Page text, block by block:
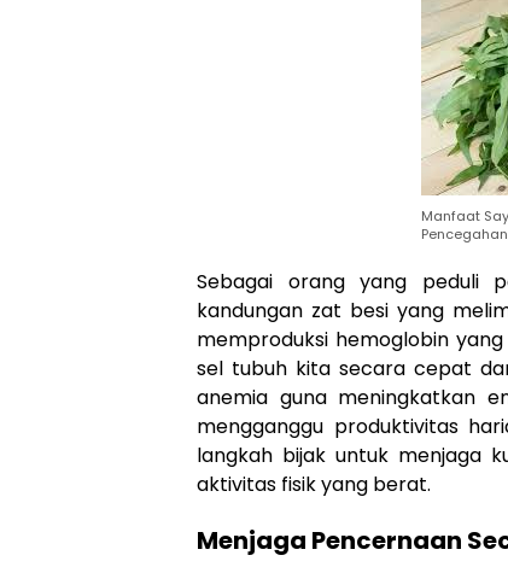
Manfaat
Sebagai orang yang peduli
kandungan zat besi yang
memproduksi hemoglobin
sel tubuh kita secara cepat
anemia guna meningkatkan
mengganggu produktivitas
langkah bijak untuk menjaga
aktivitas fisik yang berat.
Menjaga Pencernaan